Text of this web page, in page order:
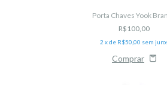
Porta Chaves Yook
R$100,00
2 x de R$50,00 sem